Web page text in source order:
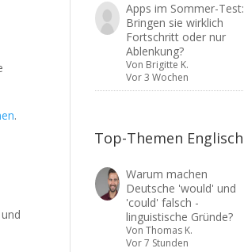
.
Apps im Sommer-Test:
Bringen sie wirklich
Fortschritt oder nur
Ablenkung?
Von Brigitte K.
Vor 3 Wochen
Top-Themen Englisch
Warum machen
Deutsche 'would' und
'could' falsch -
linguistische Gründe?
Von Thomas K.
Vor 7 Stunden